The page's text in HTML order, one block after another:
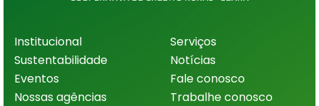
Institucional
Sustentabilidade
Eventos
Nossas agências
Serviços
Notícias
Fale conosco
Trabalhe conosco